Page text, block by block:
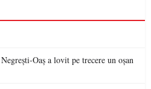
Oaș a lovit pe trecere un oșan